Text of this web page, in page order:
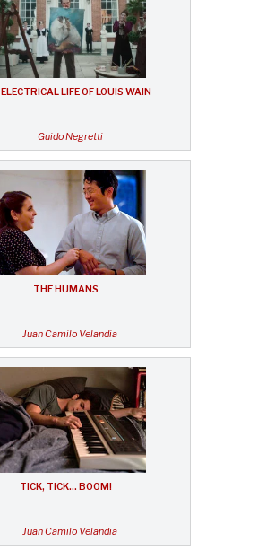
LIFE OF LOUIS WAIN
Guido Negretti
THE HUMANS
Juan Camilo Velandia
TICK, TICK… BOOM!
Juan Camilo Velandia